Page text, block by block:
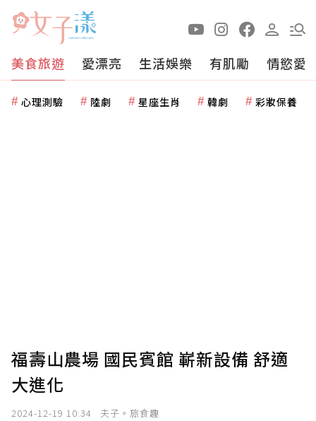
美食旅遊 愛漂亮 生活娛樂 有肌勵 情慾愛
心理測驗 陸劇 星座生肖 韓劇 彩妝保養
福壽山農場 國民賓館 嶄新設備 舒適
大進化
2024-12-19 10:34 夫子。旅食趣